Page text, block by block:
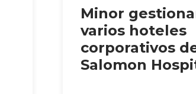
Minor
varios hoteles
corporativos
Salomon